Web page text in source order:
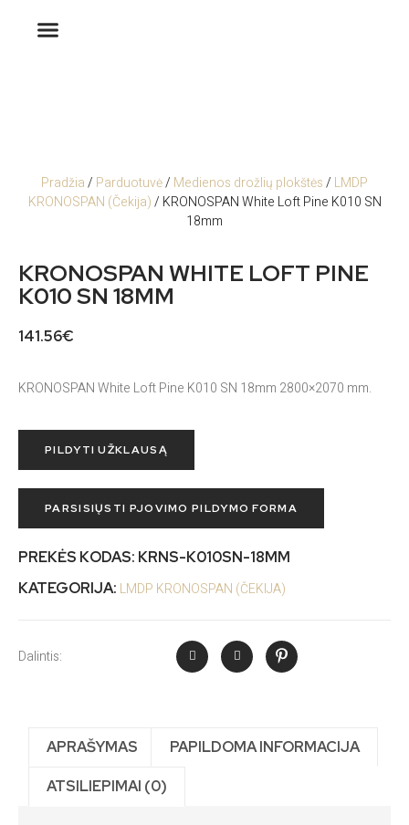
Pradžia/ Parduotuvė/ Medienos drožlių plokštės/ LMDP
KRONOSPAN (Čekija)/ KRONOSPAN White Loft Pine K010 SN
18mm
KRONOSPAN WHITE LOFT PINE
K010 SN 18MM
141.56€
KRONOSPAN White Loft Pine K010 SN 18mm 2800×2070 mm.
PILDYTI UŽKLAUSĄ
PARSISIŲSTI PJOVIMO PILDYMO FORMA
PREKĖS KODAS: KRNS-K010SN-18MM
KATEGORIJA: LMDP KRONOSPAN (ČEKIJA)
Dalintis:
APRAŠYMAS PAPILDOMA INFORMACIJA
ATSILIEPIMAI (0)